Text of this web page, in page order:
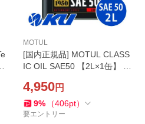
MOTUL
[国内正規品] MOTUL CLASS
IC OIL SAE50 【2L×1缶】 エ
ラシック 国際クラシックカ
ー連盟（FIVA）
4,950円
9% （406pt）
要エントリー